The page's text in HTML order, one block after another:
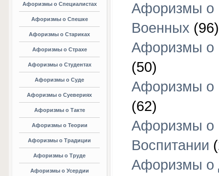
Афоризмы о Специалистах
Афоризмы о Спешке
Афоризмы о Стариках
Афоризмы о Страхе
Афоризмы о Студентах
Афоризмы о Суде
Афоризмы о Суевериях
Афоризмы о Такте
Афоризмы о Теории
Афоризмы о Традиции
Афоризмы о Труде
Афоризмы о Усердии
Афоризмы о
Военных (96)
Афоризмы о
(50)
Афоризмы о
(62)
Афоризмы о
Воспитании
Афоризмы о